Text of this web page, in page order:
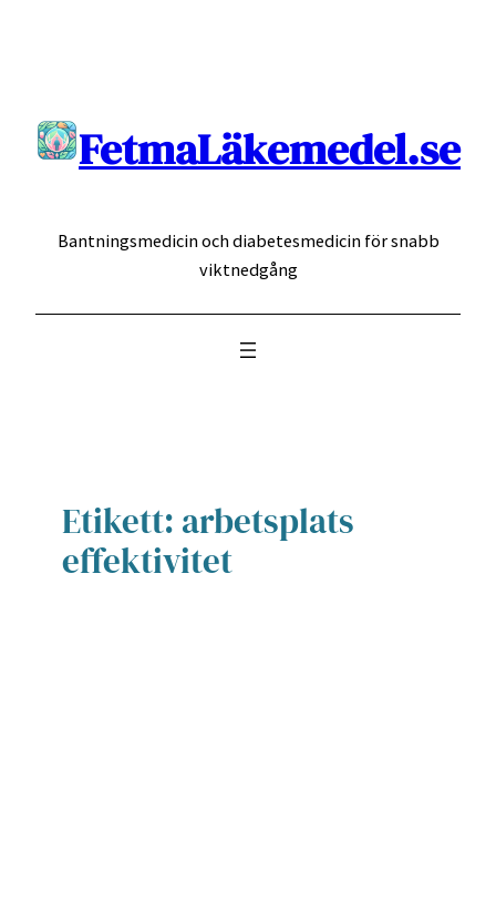
FetmaLäkemedel.se
Bantningsmedicin och diabetesmedicin för snabb
viktnedgång
Etikett: arbetsplats
effektivitet